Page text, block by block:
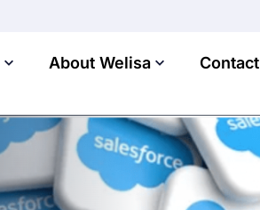
About Welisa Contact